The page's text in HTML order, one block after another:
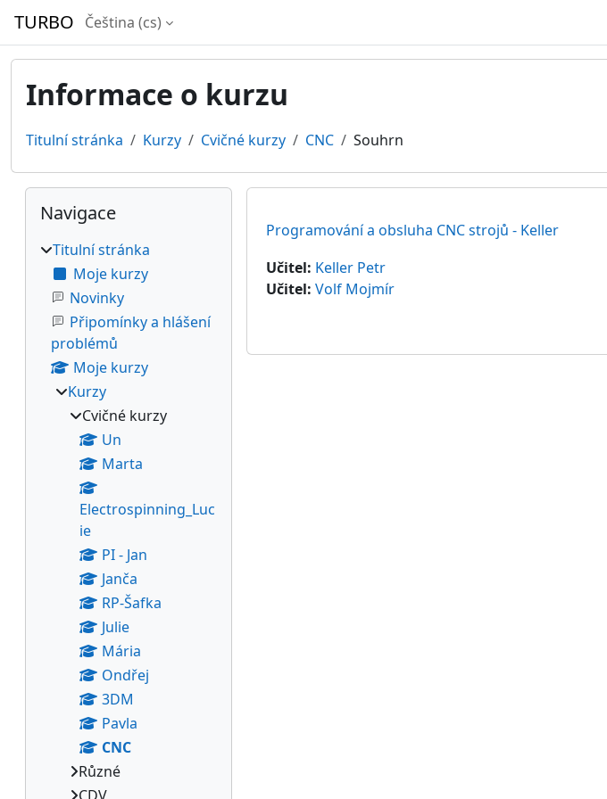
Přejít k hlavnímu obsahu
TURBO Čeština ‎(cs)‎
Informace o kurzu
Titulní stránka Kurzy Cvičné kurzy CNC Souhrn
Programování a obsluha CNC strojů - Keller
Učitel: Keller Petr
Učitel: Volf Mojmír
Bloky
Přeskočit: Navigace
Navigace
Titulní stránka
Moje kurzy
Novinky
Připomínky a hlášení
problémů
Moje kurzy
Kurzy
Cvičné kurzy
Un
Marta
Electrospinning_Luc
ie
PI - Jan
Janča
RP-Šafka
Julie
Mária
Ondřej
3DM
Pavla
CNC
Různé